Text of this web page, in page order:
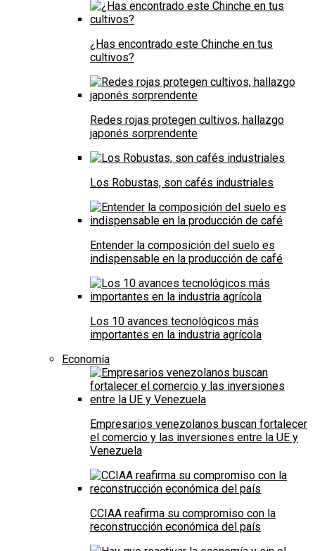
¿Has encontrado este Chinche en tus
cultivos?
Redes rojas protegen cultivos, hallazgo
japonés sorprendente
Los Robustas, son cafés industriales
Entender la composición del suelo es
indispensable en la producción de café
Los 10 avances tecnológicos más
importantes en la industria agrícola
Economía
Empresarios venezolanos buscan fortalecer
el comercio y las inversiones entre la UE y
Venezuela
CCIAA reafirma su compromiso con la
reconstrucción económica del país